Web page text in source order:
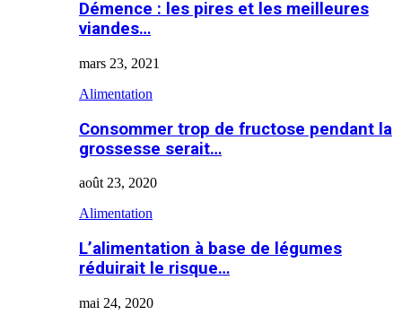
Démence : les pires et les meilleures
viandes…
mars 23, 2021
Alimentation
Consommer trop de fructose pendant la
grossesse serait…
août 23, 2020
Alimentation
L’alimentation à base de légumes
réduirait le risque…
mai 24, 2020